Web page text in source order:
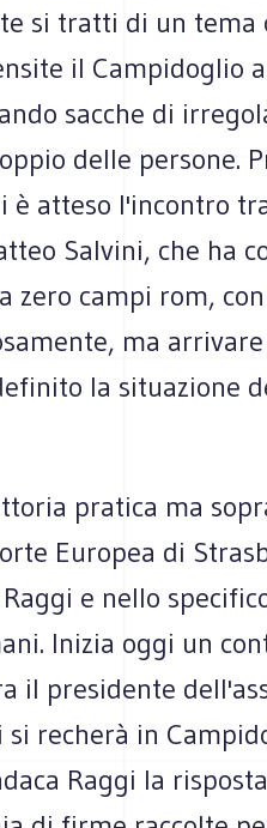
si tratti di un tema
il Campidoglio
sacche di
delle persone.
è atteso l'incontro
Salvini, che ha
zero campi rom,
ma
la situazione
pratica ma
Europea di
e nello
Inizia oggi un
il presidente
si recherà in
Raggi la